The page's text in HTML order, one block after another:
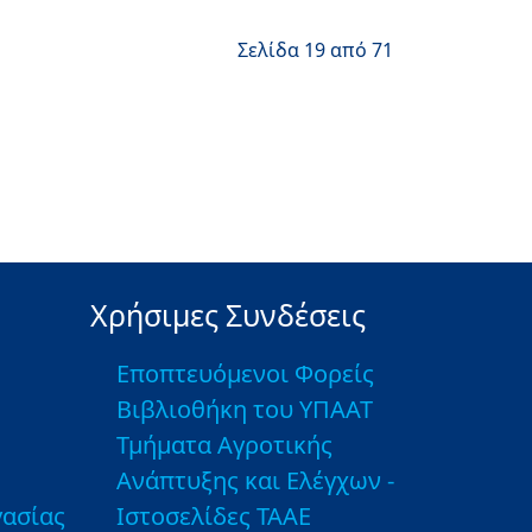
Σελίδα 19 από 71
Χρήσιμες Συνδέσεις
Εποπτευόμενοι Φορείς
Βιβλιοθήκη του ΥΠΑΑΤ
Τμήματα Αγροτικής
Ανάπτυξης και Ελέγχων -
Ιστοσελίδες ΤΑΑΕ